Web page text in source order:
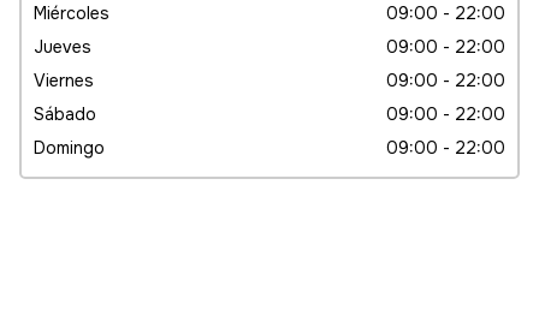
Miércoles
09:00 - 22:00
Jueves
09:00 - 22:00
Viernes
09:00 - 22:00
Sábado
09:00 - 22:00
Domingo
​ 09:00 - 22:00